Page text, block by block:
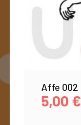
Affe 002
5,00 €